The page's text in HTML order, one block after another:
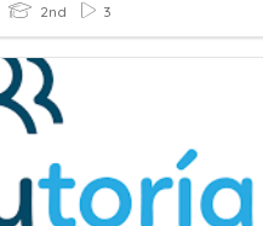
2nd 3